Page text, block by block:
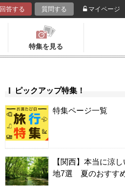
回答する 質問する マイページ
特集を見る
ピックアップ特集！
特集ページ一覧
【関西】本当に涼
地7選 夏のおすす